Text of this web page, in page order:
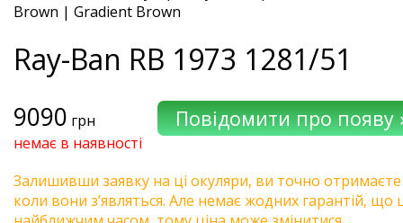
Ray-Ban RB 1973 1281/51
9090 грн
немає в наявності
Залишивши заявку на ці окуляри, ви точно
коли вони з’являться. Але немає жодних гарантій, що